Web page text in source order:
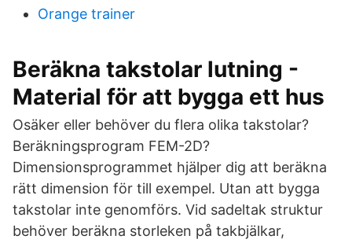
Orange trainer
Beräkna takstolar lutning -
Material för att bygga ett hus
Osäker eller behöver du flera olika takstolar?
Beräkningsprogram FEM-2D?
Dimensionsprogrammet hjälper dig att beräkna
rätt dimension för till exempel. Utan att bygga
takstolar inte genomförs. Vid sadeltak struktur
behöver beräkna storleken på takbjälkar,